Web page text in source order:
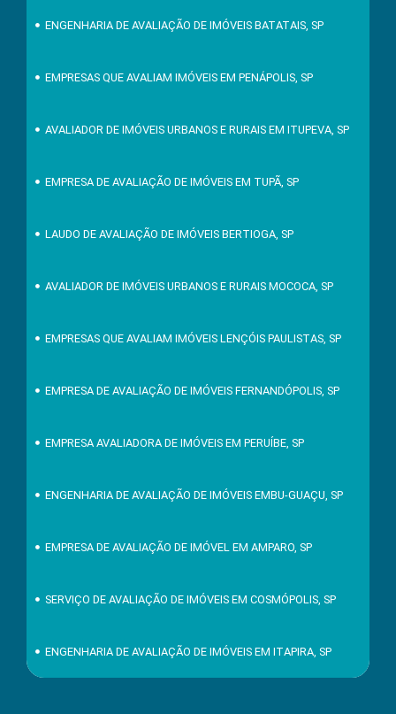
ENGENHARIA DE AVALIAÇÃO DE IMÓVEIS BATATAIS, SP
EMPRESAS QUE AVALIAM IMÓVEIS EM PENÁPOLIS, SP
AVALIADOR DE IMÓVEIS URBANOS E RURAIS EM ITUPEVA, SP
EMPRESA DE AVALIAÇÃO DE IMÓVEIS EM TUPÃ, SP
LAUDO DE AVALIAÇÃO DE IMÓVEIS BERTIOGA, SP
AVALIADOR DE IMÓVEIS URBANOS E RURAIS MOCOCA, SP
EMPRESAS QUE AVALIAM IMÓVEIS LENÇÓIS PAULISTAS, SP
EMPRESA DE AVALIAÇÃO DE IMÓVEIS FERNANDÓPOLIS, SP
EMPRESA AVALIADORA DE IMÓVEIS EM PERUÍBE, SP
ENGENHARIA DE AVALIAÇÃO DE IMÓVEIS EMBU-GUAÇU, SP
EMPRESA DE AVALIAÇÃO DE IMÓVEL EM AMPARO, SP
SERVIÇO DE AVALIAÇÃO DE IMÓVEIS EM COSMÓPOLIS, SP
ENGENHARIA DE AVALIAÇÃO DE IMÓVEIS EM ITAPIRA, SP